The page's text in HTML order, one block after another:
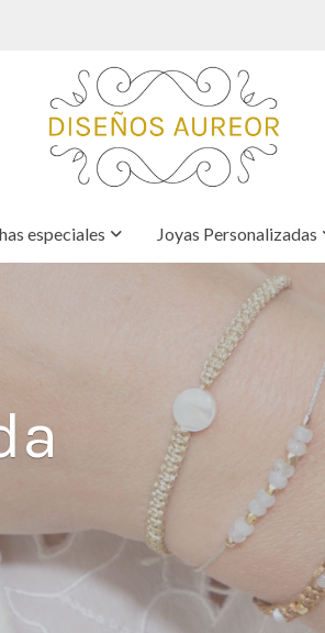
especiales Joyas Personalizadas